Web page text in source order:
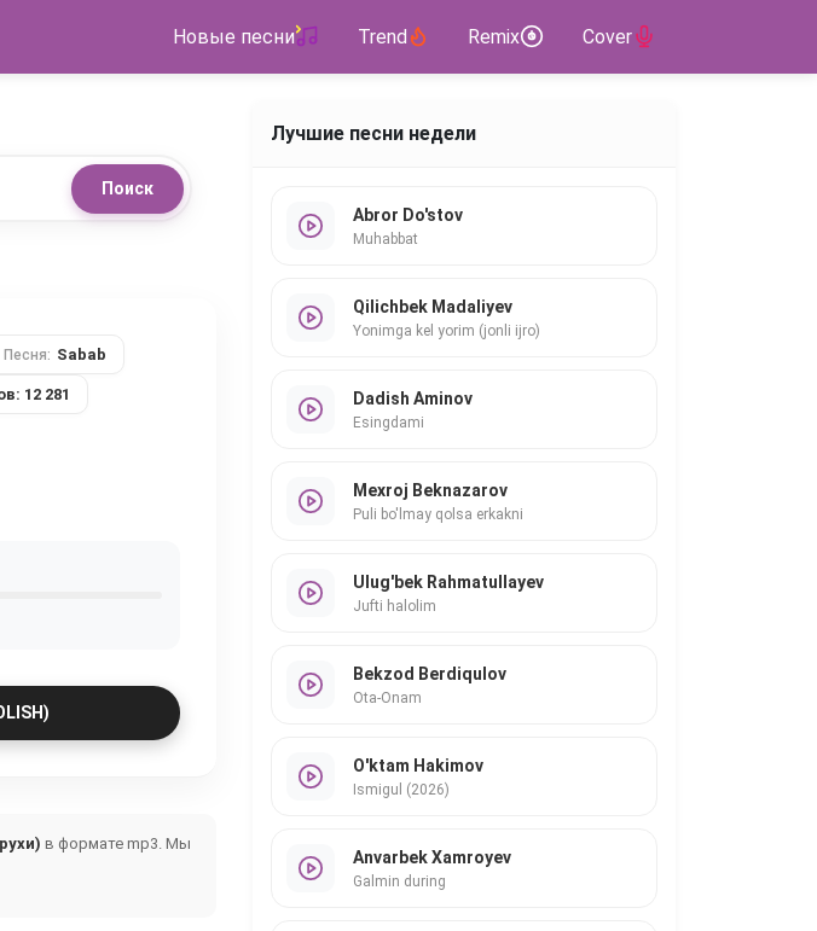
Новые песни Trend Remix Cover
Поиск
Песня: Sabab
12 281
в формате mp3. Мы
Лучшие песни недели
Abror Do'stov
Muhabbat
Qilichbek Madaliyev
Yonimga kel yorim (jonli ijro)
Dadish Aminov
Esingdami
Mexroj Beknazarov
Puli bo'lmay qolsa erkakni
Ulug'bek Rahmatullayev
Jufti halolim
Bekzod Berdiqulov
Ota-Onam
O'ktam Hakimov
Ismigul (2026)
Anvarbek Xamroyev
Galmin during